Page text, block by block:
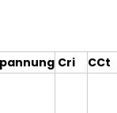
Cri CCt